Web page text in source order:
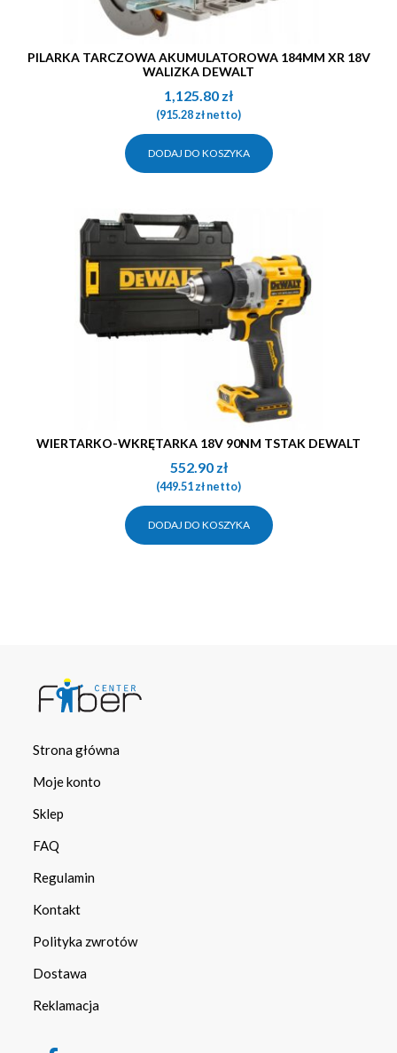
PILARKA TARCZOWA AKUMULATOROWA 184MM XR 18V
WALIZKA DEWALT
1,125.80 zł
(915.28złnetto)
DODAJ DO KOSZYKA
WIERTARKO-WKRĘTARKA 18V 90NM TSTAK DEWALT
552.90 zł
(449.51złnetto)
DODAJ DO KOSZYKA
Strona główna
Moje konto
Sklep
FAQ
Regulamin
Kontakt
Polityka zwrotów
Dostawa
Reklamacja